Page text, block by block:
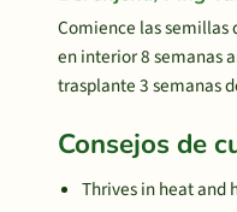
Comience las semillas
en interior 8 semanas
trasplante 3 semanas
Consejos de
Thrives in heat and